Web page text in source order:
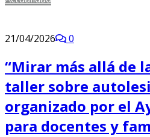
21/04/2026 0
“Mirar más allá de
taller sobre
organizado por el
para docentes y